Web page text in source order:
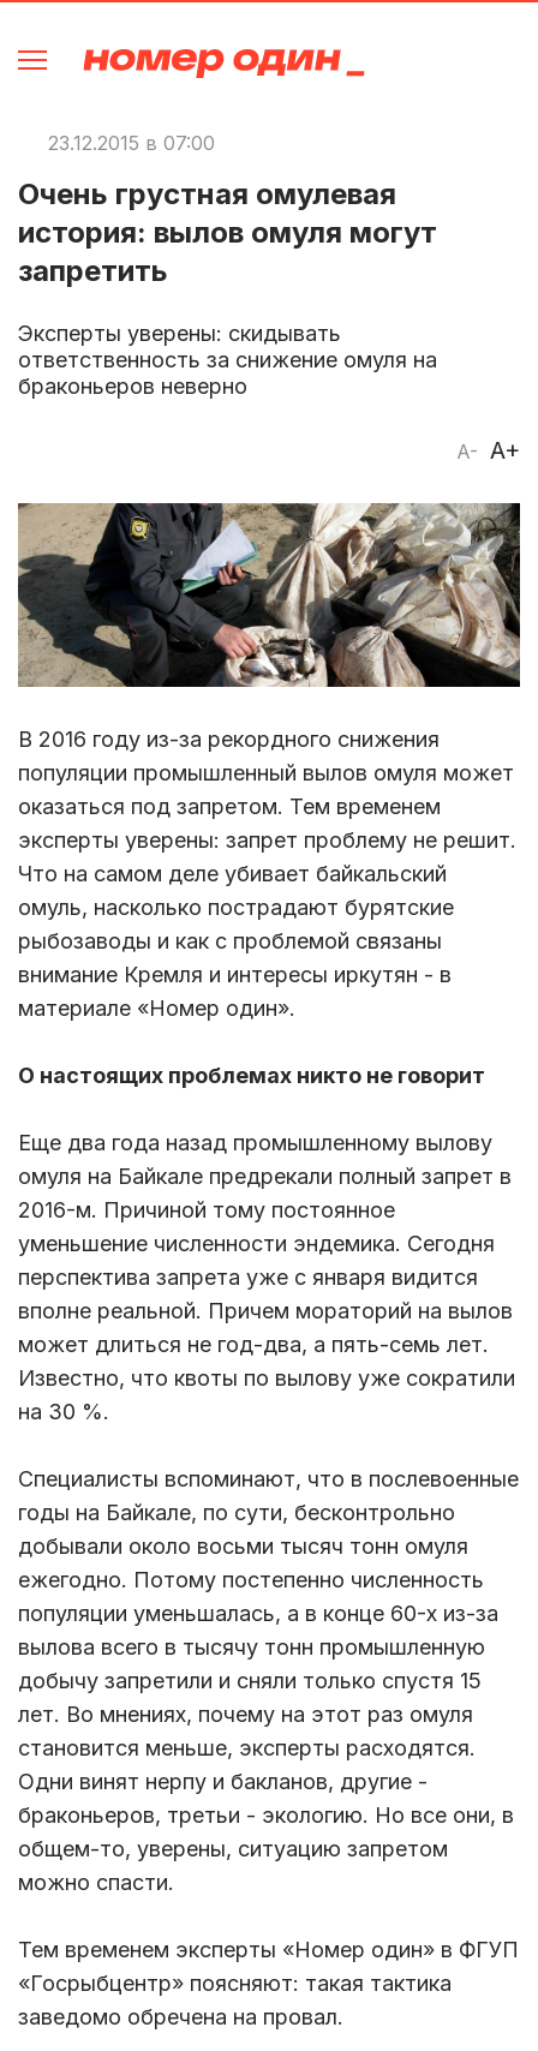
23.12.2015 в 07:00
Очень грустная омулевая
история: вылов омуля могут
запретить
Эксперты уверены: скидывать
ответственность за снижение омуля на
браконьеров неверно
A- A+
В 2016 году из-за рекордного снижения
популяции промышленный вылов омуля может
оказаться под запретом. Тем временем
эксперты уверены: запрет проблему не решит.
Что на самом деле убивает байкальский
омуль, насколько пострадают бурятские
рыбозаводы и как с проблемой связаны
внимание Кремля и интересы иркутян - в
материале «Номер один».
О настоящих проблемах никто не говорит
Еще два года назад промышленному вылову
омуля на Байкале предрекали полный запрет в
2016-м. Причиной тому постоянное
уменьшение численности эндемика. Сегодня
перспектива запрета уже с января видится
вполне реальной. Причем мораторий на вылов
может длиться не год-два, а пять-семь лет.
Известно, что квоты по вылову уже сократили
на 30 %.
Специалисты вспоминают, что в послевоенные
годы на Байкале, по сути, бесконтрольно
добывали около восьми тысяч тонн омуля
ежегодно. Потому постепенно численность
популяции уменьшалась, а в конце 60-х из-за
вылова всего в тысячу тонн промышленную
добычу запретили и сняли только спустя 15
лет. Во мнениях, почему на этот раз омуля
становится меньше, эксперты расходятся.
Одни винят нерпу и бакланов, другие -
браконьеров, третьи - экологию. Но все они, в
общем-то, уверены, ситуацию запретом
можно спасти.
Тем временем эксперты «Номер один» в ФГУП
«Госрыбцентр» поясняют: такая тактика
заведомо обречена на провал.